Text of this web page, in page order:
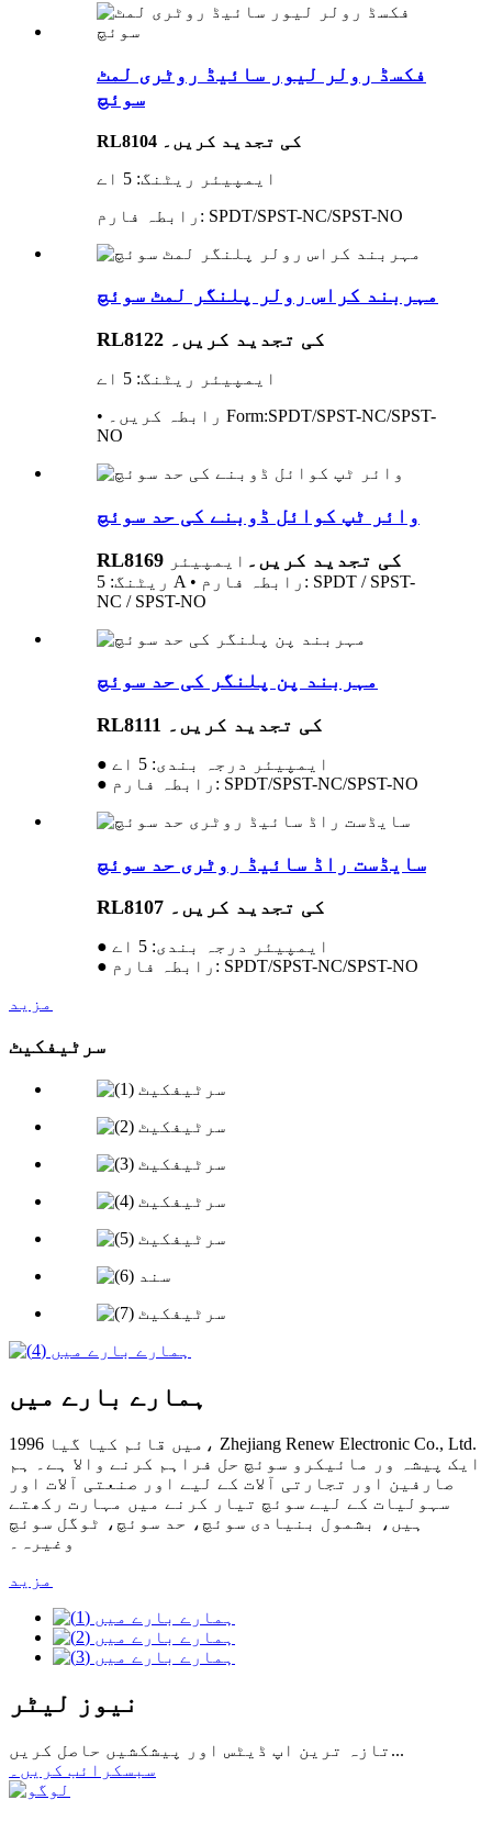
فکسڈ رولر لیور سائیڈ روٹری لمٹ
سوئچ
RL8104 کی تجدید کریں۔
ایمپیئر ریٹنگ: 5 اے
رابطہ فارم: SPDT/SPST-NC/SPST-NO
مہربند کراس رولر پلنگر لمٹ سوئچ
RL8122 کی تجدید کریں۔
ایمپیئر ریٹنگ: 5 اے
• رابطہ کریں۔ Form:SPDT/SPST-NC/SPST-
NO
وائر ٹپ کوائل ڈوبنے کی حد سوئچ
RL8169 کی تجدید کریں۔ ایمپیئر
ریٹنگ: 5 A • رابطہ فارم: SPDT / SPST-
NC / SPST-NO
مہربند پن پلنگر کی حد سوئچ
RL8111 کی تجدید کریں۔
● ایمپیئر درجہ بندی: 5 اے
● رابطہ فارم: SPDT/SPST-NC/SPST-NO
سایڈست راڈ سائیڈ روٹری حد سوئچ
RL8107 کی تجدید کریں۔
● ایمپیئر درجہ بندی: 5 اے
● رابطہ فارم: SPDT/SPST-NC/SPST-NO
مزید
سرٹیفکیٹ
ہمارے بارے میں
1996 میں قائم کیا گیا، Zhejiang Renew Electronic Co., Ltd.
ایک پیشہ ور مائیکرو سوئچ حل فراہم کرنے والا ہے۔ ہم
صارفین اور تجارتی آلات کے لیے اور صنعتی آلات اور
سہولیات کے لیے سوئچ تیار کرنے میں مہارت رکھتے
ہیں، بشمول بنیادی سوئچ، حد سوئچ، ٹوگل سوئچ
وغیرہ۔
مزید
نیوز لیٹر
تازہ ترین اپ ڈیٹس اور پیشکشیں حاصل کریں...
سبسکرائب کریں۔